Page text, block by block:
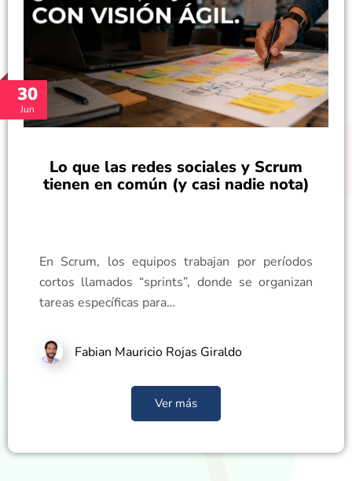
30
Jun
Lo que las redes sociales y Scrum
tienen en común (y casi nadie nota)
En Scrum, los equipos trabajan por períodos
cortos llamados “sprints”, donde se organizan
tareas específicas para…
Fabian Mauricio Rojas Giraldo
Ver más